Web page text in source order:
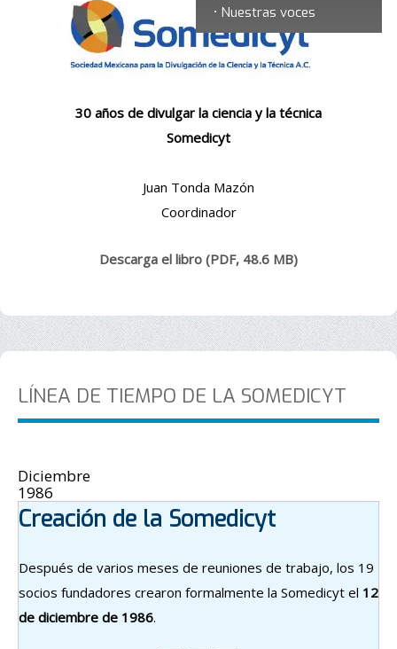
Nuestras voces
30 años de divulgar la ciencia y la técnica
Somedicyt
Juan Tonda Mazón
Coordinador
Descarga el libro (PDF, 48.6 MB)
LÍNEA DE TIEMPO DE LA SOMEDICYT
Diciembre
1986
Creación de la Somedicyt
Después de varios meses de reuniones de trabajo, los 19
socios fundadores crearon formalmente la Somedicyt el 12
de diciembre de 1986.